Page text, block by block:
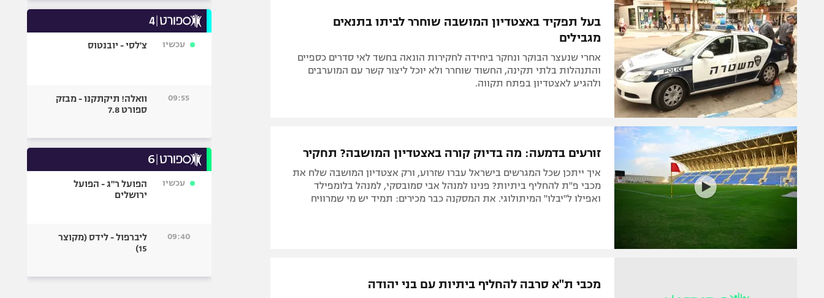
המגזין
בעל תפקיד באצטדיון המושבה שוחרר לביתו בתנאים
מגבילים
אחרי שנעצר הבוקר ונחקר ביחידה לחקירות הונאה בחשד לאי סדרים כספיים
והתנהלות בלתי תקינה, החשוד שוחרר ולא יוכל ליצור קשר עם המוערבים
ולהגיע לאצטדיון בפתח תקווה.
זורעים בדמעה: מה בדיוק קורה באצטדיון המושבה? תחקיר
איך ייתכן שכל המגרשים בישראל עברו שזרוע, ורק אצטדיון המושבה שלח את
מכבי פ"ת להחליף ביתיות? פנינו למנהל אבי סמובסקי, למנהל בלומפילד
ואפילו ל"יבלו" המיתולוגי. את המסקנה כבר מכירים: תמיד יש מי שמרוויח
מכבי ת"א סרבה להחליף ביתיות עם בני יהודה
עכשיו צ'לסי - יובנטוס
09:55
וואלה! תיקתקנו - מבזק
ספורט 7.8
עכשיו
הפועל ר"ג - הפועל
ירושלים
09:40
ליברפול - לידס (מקוצר
15)